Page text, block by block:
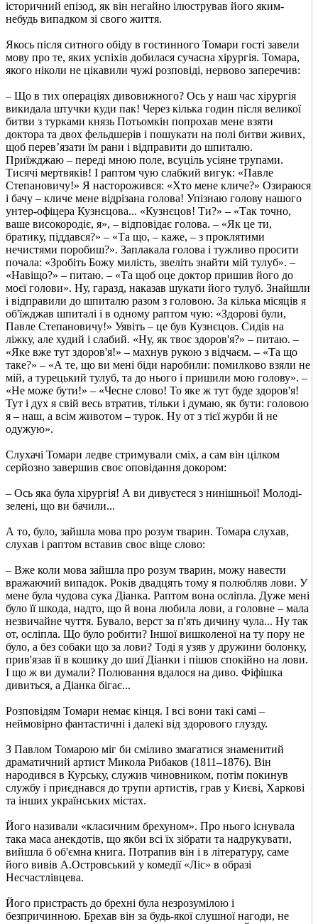
історичний епізод, як він негайно ілюстрував його яким-
небудь випадком зі свого життя.
Якось після ситного обіду в гостинного Томари гості завели
мову про те, яких успіхів добилася сучасна хірургія. Томара,
якого ніколи не цікавили чужі розповіді, нервово заперечив:
– Що в тих операціях дивовижного? Ось у наш час хірургія
викидала штучки куди пак! Через кілька годин після великої
битви з турками князь Потьомкін попрохав мене взяти
доктора та двох фельдшерів і пошукати на полі битви живих,
щоб перев’язати їм рани і відправити до шпиталю.
Приїжджаю – переді мною поле, всуціль усіяне трупами.
Тисячі мертвяків! І раптом чую слабкий вигук: «Павле
Степановичу!» Я насторожився: «Хто мене кличе?» Озираюся
і бачу – кличе мене відрізана голова! Упізнаю голову нашого
унтер-офіцера Кузнєцова... «Кузнєцов! Ти?» – «Так точно,
ваше високородіє, я», – відповідає голова. – «Як це ти,
братику, піддався?» – «Та що, – каже, – з проклятими
нечистями поробиш?». Заплакала голова і тужливо просити
почала: «Зробіть Божу милість, звеліть знайти мій тулуб». –
«Навіщо?» – питаю. – «Та щоб оце доктор пришив його до
моєї голови». Ну, гаразд, наказав шукати його тулуб. Знайшли
і відправили до шпиталю разом з головою. За кілька місяців я
об'їжджав шпиталі і в одному раптом чую: «Здорові були,
Павле Степановичу!» Уявіть – це був Кузнєцов. Сидів на
ліжку, але худий і слабий. «Ну, як твоє здоров'я?» – питаю. –
«Яке вже тут здоров'я!» – махнув рукою з відчаєм. – «Та що
таке?» – «А те, що ви мені біди наробили: помилково взяли не
мій, а турецький тулуб, та до нього і пришили мою голову». –
«Не може бути!» – «Чесне слово! То яке ж тут буде здоров'я!
Тут і дух я свій весь втратив, тільки і думаю, як бути: головою
я – наш, а всім животом – турок. Ну от з тієї журби й не
одужую».
Слухачі Томари ледве стримували сміх, а сам він цілком
серйозно завершив своє оповідання докором:
– Ось яка була хірургія! А ви дивуєтеся з нинішньої! Молоді-
зелені, що ви бачили...
А то, було, зайшла мова про розум тварин. Томара слухав,
слухав і раптом вставив своє віще слово:
– Вже коли мова зайшла про розум тварин, можу навести
вражаючий випадок. Років двадцять тому я полюбляв лови. У
мене була чудова сука Діанка. Раптом вона осліпла. Дуже мені
було її шкода, надто, що й вона любила лови, а головне – мала
незвичайне чуття. Бувало, верст за п'ять дичину чула... Ну так
от, осліпла. Що було робити? Іншої вишколеної на ту пору не
було, а без собаки що за лови? Тоді я узяв у дружини болонку,
прив'язав її в кошику до шиї Діанки і пішов спокійно на лови.
І що ж ви думали? Полювання вдалося на диво. Фіфішка
дивиться, а Діанка бігає...
Розповідям Томари немає кінця. І всі вони такі самі –
неймовірно фантастичні і далекі від здорового глузду.
З Павлом Томарою міг би сміливо змагатися знаменитий
драматичний артист Микола Рибаков (1811–1876). Він
народився в Курську, служив чиновником, потім покинув
службу і приєднався до трупи артистів, грав у Києві, Харкові
та інших українських містах.
Його називали «класичним брехуном». Про нього існувала
така маса анекдотів, що якби всі їх зібрати та надрукувати,
вийшла б об'ємна книга. Потрапив він і в літературу, саме
його вивів А.Островський у комедії «Ліс» в образі
Несчастлівцева.
Його пристрасть до брехні була незрозумілою і
безпричинною. Брехав він за будь-якої слушної нагоди, не